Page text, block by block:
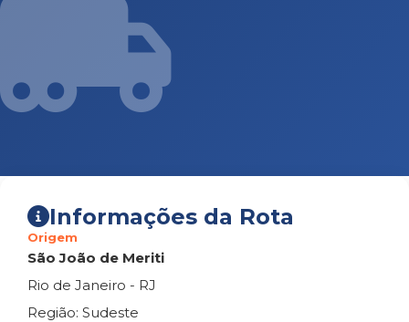
Informações da Rota
Origem
São João de Meriti
Rio de Janeiro - RJ
Região: Sudeste